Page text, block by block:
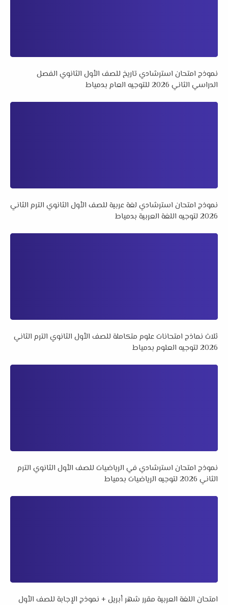
نموذج امتحان استرشادي تاريخ للصف الأول الثانوي الفصل
الدراسي الثاني 2026 للتوجيه العام بدمياط
نموذج امتحان استرشادي لغة عربية للصف الأول الثانوي الترم الثاني
2026 لتوجيه اللغة العربية بدمياط
ثلاث نماذج امتحانات علوم متكاملة للصف الأول الثانوي الترم الثاني
2026 لتوجيه العلوم بدمياط
نموذج امتحان استرشادي في الرياضيات للصف الأول الثانوي الترم
الثاني 2026 لتوجيه الرياضيات بدمياط
امتحان اللغة العربية مقرر شهر أبريل + نموذج الإجابة للصف الأول